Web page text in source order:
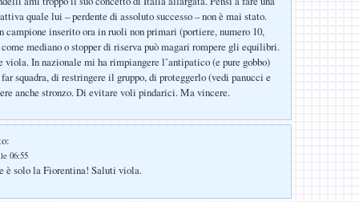
quale lui – perdente di assoluto successo – non è mai stato.
campione inserito ora in ruoli non primari (portiere, numero 10,
mediano o stopper di riserva può magari rompere gli equilibri.
viola. In nazionale mi ha rimpiangere l’antipatico (e pure gobbo)
squadra, di restringere il gruppo, di proteggerlo (vedi panucci e
anche stronzo. Di evitare voli pindarici. Ma vincere.
06:55
è solo la Fiorentina! Saluti viola.